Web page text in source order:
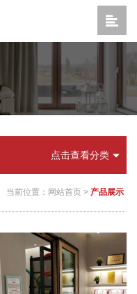
点击查看分类
当前位置： 网站首页 > 产品展示